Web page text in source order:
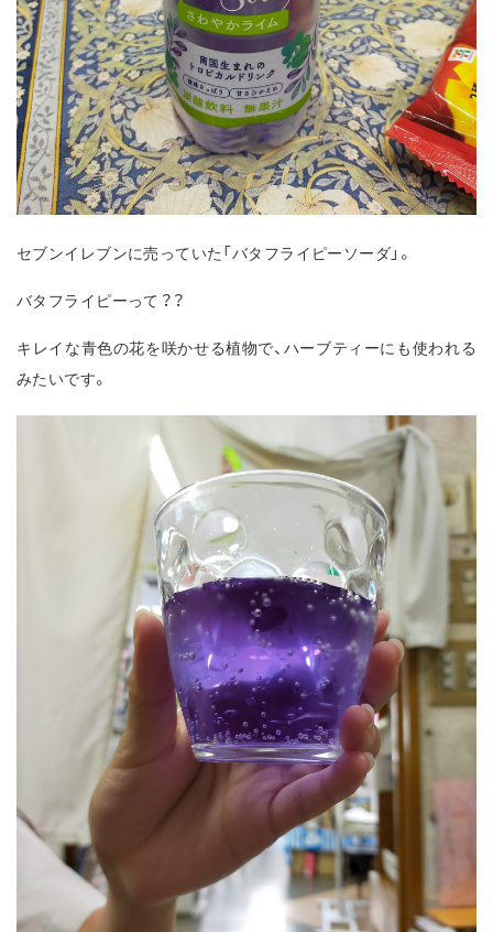
セブンイレブンに売っていた「バタフライピーソーダ」。
バタフライピーって？？
キレイな青色の花を咲かせる植物で、ハーブティーにも使われる
みたいです。